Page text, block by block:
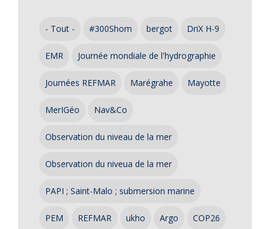
- Tout - #300Shom bergot DriX H-9
EMR Journée mondiale de l'hydrographie
Journées REFMAR Marégrahe Mayotte
MerIGéo Nav&Co
Observation du niveau de la mer
Observation du niveua de la mer
PAPI ; Saint-Malo ; submersion marine
PEM REFMAR ukho Argo COP26